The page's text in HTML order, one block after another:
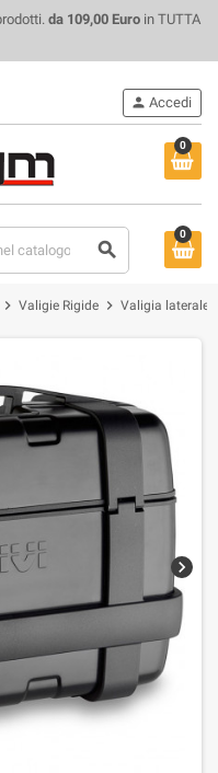
da 109,00 Euro in TUTTA
0
search
person Accedi
0
chevron_right Valigie Rigide chevron_right Valigia laterale
chevron_right